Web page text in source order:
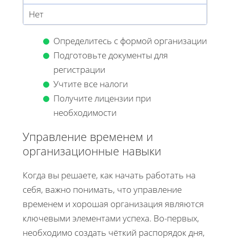
Нет
Определитесь с формой организации
Подготовьте документы для
регистрации
Учтите все налоги
Получите лицензии при
необходимости
Управление временем и
организационные навыки
Когда вы решаете, как начать работать на
себя, важно понимать, что управление
временем и хорошая организация являются
ключевыми элементами успеха. Во-первых,
необходимо создать чёткий распорядок дня,